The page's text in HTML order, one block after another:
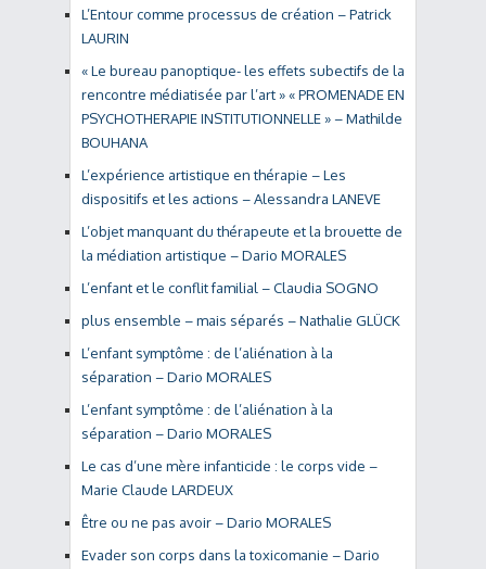
L’Entour comme processus de création – Patrick
LAURIN
« Le bureau panoptique- les effets subectifs de la
rencontre médiatisée par l’art » « PROMENADE EN
PSYCHOTHERAPIE INSTITUTIONNELLE » – Mathilde
BOUHANA
L’expérience artistique en thérapie – Les
dispositifs et les actions – Alessandra LANEVE
L’objet manquant du thérapeute et la brouette de
la médiation artistique – Dario MORALES
L’enfant et le conflit familial – Claudia SOGNO
plus ensemble – mais séparés – Nathalie GLÜCK
L’enfant symptôme : de l’aliénation à la
séparation – Dario MORALES
L’enfant symptôme : de l’aliénation à la
séparation – Dario MORALES
Le cas d’une mère infanticide : le corps vide –
Marie Claude LARDEUX
Être ou ne pas avoir – Dario MORALES
Evader son corps dans la toxicomanie – Dario